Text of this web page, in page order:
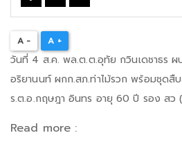
A - A +
วันที่ 4 ส.ค. พล.ต.ต.อุทัย กวินเดชาธร ผ
อริยานนท์ ผกก.สภ.ท่าไม้รวก พร้อมชุดสื
ร.ต.อ.กฤษฎา อินทร อายุ 60 ปี รอง สว
Read more :